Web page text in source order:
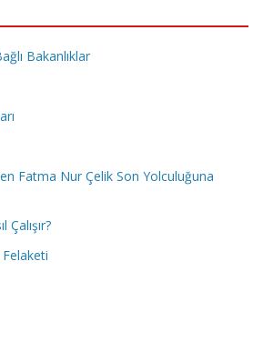
Bakanlıklar
Fatma Nur Çelik Son Yolculuğuna